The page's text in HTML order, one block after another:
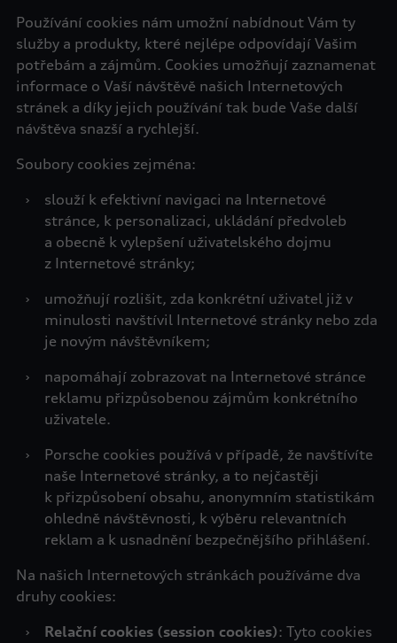
Používání cookies nám umožní nabídnout Vám ty
služby a produkty, které nejlépe odpovídají Vašim
potřebám a zájmům. Cookies umožňují zaznamenat
informace o Vaší návštěvě našich Internetových
stránek a díky jejich používání tak bude Vaše další
návštěva snazší a rychlejší.
Soubory cookies zejména:
›
slouží k efektivní navigaci na Internetové
stránce, k personalizaci, ukládání předvoleb
a obecně k vylepšení uživatelského dojmu
z Internetové stránky;
›
umožňují rozlišit, zda konkrétní uživatel již v
minulosti navštívil Internetové stránky nebo zda
je novým návštěvníkem;
›
napomáhají zobrazovat na Internetové stránce
reklamu přizpůsobenou zájmům konkrétního
uživatele.
›
Porsche cookies používá v případě, že navštívíte
naše Internetové stránky, a to nejčastěji
k přizpůsobení obsahu, anonymním statistikám
ohledně návštěvnosti, k výběru relevantních
reklam a k usnadnění bezpečnějšího přihlášení.
Na našich Internetových stránkách používáme dva
druhy cookies:
›
Relační cookies (session cookies): Tyto cookies